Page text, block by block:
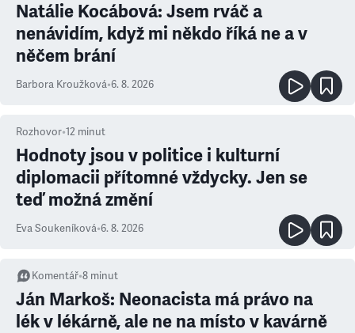
Natálie Kocábová: Jsem rváč a
nenávidím, když mi někdo říká ne a v
něčem brání
Barbora Kroužková•6. 8. 2026
Rozhovor•12 minut
Hodnoty jsou v politice i kulturní
diplomacii přítomné vždycky. Jen se
teď možná změní
Eva Soukeníková•6. 8. 2026
Komentář•8 minut
Ján Markoš: Neonacista má právo na
lék v lékárně, ale ne na místo v kavárně